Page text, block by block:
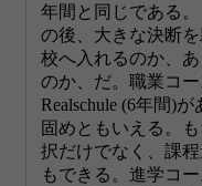
年間と同じである
の後、大きな決断
校へ入れるのか、
のか、だ。職業コー
Realschule (6年間)
固めともいえる。
択だけでなく、課
もできる。進学コ